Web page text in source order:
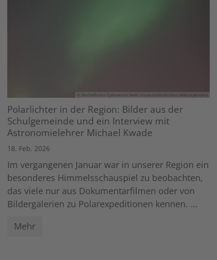
© Bischöfliches Gymnasium Sankt Ursula Geilenkirchen (Marina Janssen)
Polarlichter in der Region: Bilder aus der
Schulgemeinde und ein Interview mit
Astronomielehrer Michael Kwade
18. Feb. 2026
Im vergangenen Januar war in unserer Region ein
besonderes Himmelsschauspiel zu beobachten,
das viele nur aus Dokumentarfilmen oder von
Bildergalerien zu Polarexpeditionen kennen. ...
Mehr